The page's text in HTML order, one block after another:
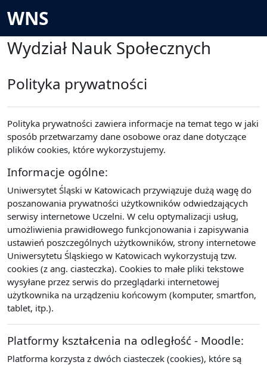
WNS
Wydział Nauk Społecznych
Polityka prywatności
Polityka prywatności zawiera informacje na temat tego w jaki
sposób przetwarzamy dane osobowe oraz dane dotyczące
plików cookies, które wykorzystujemy.
Informacje ogólne:
Uniwersytet Śląski w Katowicach przywiązuje dużą wagę do
poszanowania prywatności użytkowników odwiedzających
serwisy internetowe Uczelni. W celu optymalizacji usług,
umożliwienia prawidłowego funkcjonowania i zapisywania
ustawień poszczególnych użytkowników, strony internetowe
Uniwersytetu Śląskiego w Katowicach wykorzystują tzw.
cookies (z ang. ciasteczka). Cookies to małe pliki tekstowe
wysyłane przez serwis do przeglądarki internetowej
użytkownika na urządzeniu końcowym (komputer, smartfon,
tablet, itp.).
Platformy kształcenia na odległość - Moodle:
Platforma korzysta z dwóch ciasteczek (cookies), które są